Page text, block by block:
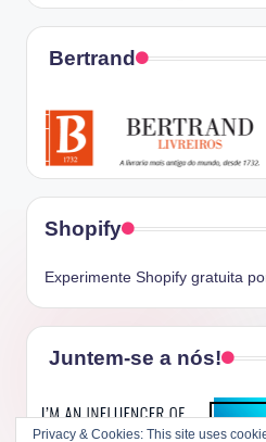
Bertrand
Shopify
Experimente Shopify gratuita
Juntem-se a nós!
Privacy & Cookies: This site uses